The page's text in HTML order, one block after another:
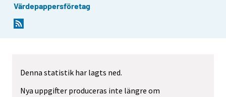
Värdepappersföretag
Denna statistik har lagts ned.
Nya uppgifter produceras inte längre om